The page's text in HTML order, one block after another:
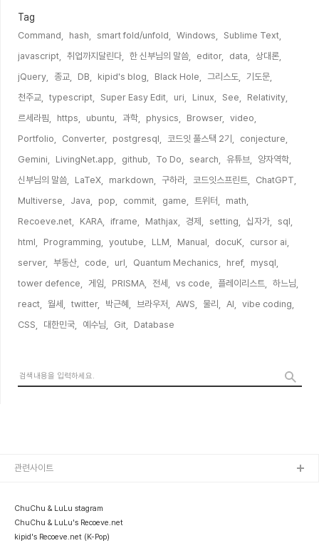
Tag
Command, hash, smart fold/unfold, Windows,
Sublime Text,
javascript,
취업까지달린다, 한 신부님의 말씀, editor, data,
상대론,
jQuery,
종교, DB, kipid's blog, Black Hole, 그리스도,
기도문,
천주교,
typescript, Super Easy Edit, uri, Linux, See,
Relativity,
르세라핌,
https, ubuntu, 과학, physics, Browser,
video,
Portfolio,
Converter, postgresql, 코드잇 풀스택 2기,
conjecture,
Gemini,
LivingNet.app, github, To Do, search, 유튜브,
양자역학,
신부님의 말씀,
LaTeX, markdown, 구하라, 코드잇스프린트,
ChatGPT,
Multiverse,
Java, pop, commit, game, 트위터,
math,
Recoeve.net,
KARA, iframe, Mathjax, 경제, setting, 십자가,
sql,
html,
Programming, youtube, LLM, Manual, docuK,
cursor ai,
server,
부동산, code, url, Quantum Mechanics, href,
mysql,
tower defence,
게임, PRISMA, 전세, vs code, 플레이리스트,
하느님,
react,
월세, twitter, 박근혜, 브라우저, AWS, 물리, AI,
vibe coding,
CSS,
대한민국, 예수님, Git, Database,
ChuChu & LuLu stagram
ChuChu & LuLu's Recoeve.net
kipid's Recoeve.net (K-Pop)
관련사이트